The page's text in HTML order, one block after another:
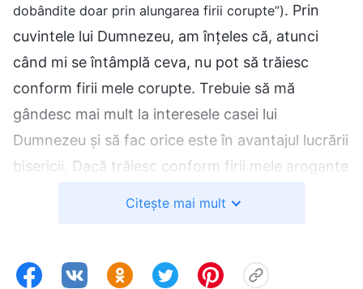
dobândite doar prin alungarea firii corupte”). Prin
cuvintele lui Dumnezeu, am înțeles că, atunci
când mi se întâmplă ceva, nu pot să trăiesc
conform firii mele corupte. Trebuie să mă
gândesc mai mult la interesele casei lui
Dumnezeu și să fac orice este în avantajul lucrării
bisericii. Dacă trăiesc conform firii mele arogante
lucru ar putea să o supună constrângerii și să îi
Citește mai mult